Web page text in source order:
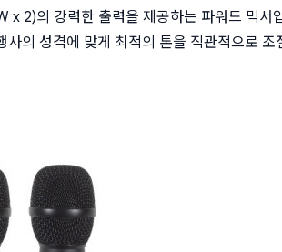
2)의 강력한 출력을 제공하는 파워드 믹서
의 성격에 맞게 최적의 톤을 직관적으로 조